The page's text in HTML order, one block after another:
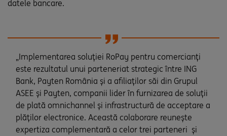
datele bancare.
„Implementarea soluției RoPay pentru comercianți
este rezultatul unui parteneriat strategic între ING
Bank, Payten România și a afiliaților săi din Grupul
ASEE și Payten, companii lider în furnizarea de soluții
de plată omnichannel și infrastructură de acceptare a
plăților electronice. Această colaborare reunește
expertiza complementară a celor trei parteneri și